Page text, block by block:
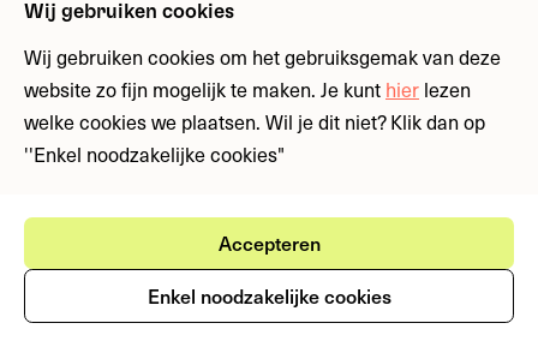
Wij gebruiken cookies
Wij gebruiken cookies om het gebruiksgemak van deze
website zo fijn mogelijk te maken. Je kunt hier lezen
welke cookies we plaatsen. Wil je dit niet? Klik dan op
''Enkel noodzakelijke cookies"
Accepteren
Enkel noodzakelijke cookies